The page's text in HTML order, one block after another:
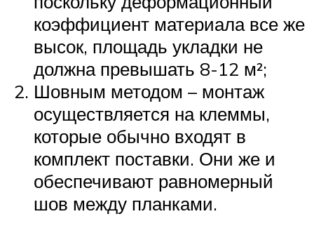
коэффициент материала все же
высок, площадь укладки не
должна превышать 8-12 м²;
Шовным методом – монтаж
осуществляется на клеммы,
которые обычно входят в
комплект поставки. Они же и
обеспечивают равномерный
шов между планками.